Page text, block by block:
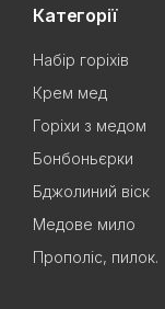
Категорії
Набір горіхів
Крем мед
Горіхи з медом
Бонбоньєрки
Бджолиний віск
Медове мило
Прополіс, пилок.